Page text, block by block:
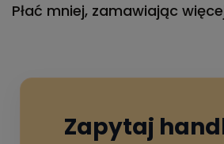
Płać mniej, zamawiając
Zapytaj